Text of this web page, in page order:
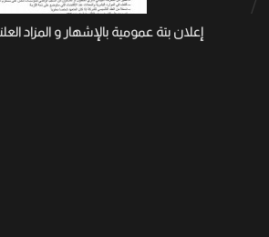
إعلان بتة عمومية بالإشهار و المزاد